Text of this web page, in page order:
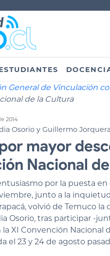
General de Vinculación
de la Cultura
2014
Osorio y Guillermo
mayor
Nacional
por la puesta en
junto a la
volvió de Temuco
Osorio, tras participar -
la XI Convención
el 23 y 24 de agosto